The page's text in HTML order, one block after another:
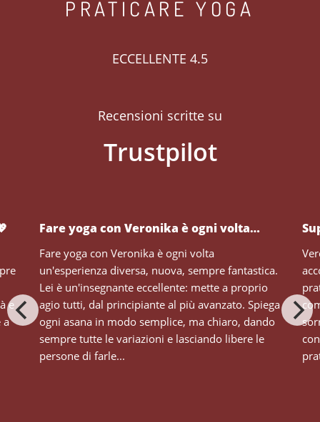
PRATICARE YOGA
ECCELLENTE 4.5
Recensioni scritte su
Fare yoga con Veronika è ogni volta…
Fare yoga con Veronika è ogni volta
un'esperienza diversa, nuova, sempre fantastica.
Lei è un'insegnante eccellente: mette a proprio
agio tutti, dal principiante al più avanzato. Spiega
ogni asana in modo semplice, ma chiaro, dando
sempre tutte le variazioni e lasciando libere le
persone di farle...
e
a